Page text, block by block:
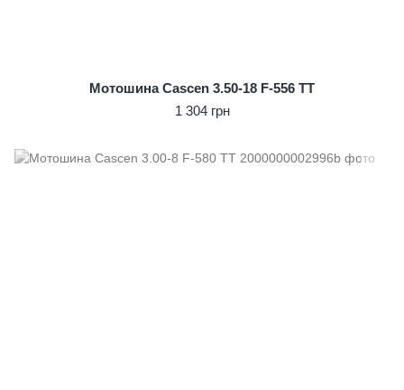
Мотошина Cascen 3.50-18 F-556 TT
1 304 грн